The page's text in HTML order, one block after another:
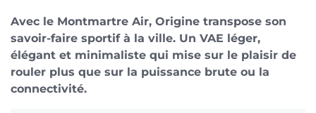
Avec le Montmartre Air, Origine transpose son
savoir-faire sportif à la ville. Un VAE léger,
élégant et minimaliste qui mise sur le plaisir de
rouler plus que sur la puissance brute ou la
connectivité.